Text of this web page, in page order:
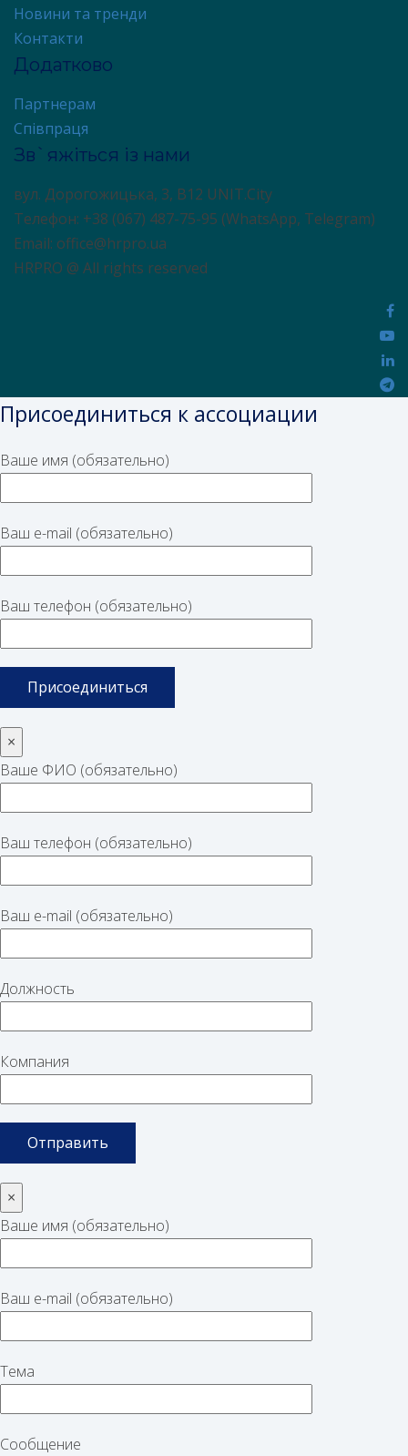
Новини та тренди
Контакти
Додатково
Партнерам
Співпраця
Зв`яжіться із нами
вул. Дорогожицька, 3, В12 UNIT.City
Телефон: +38 (067) 487-75-95 (WhatsApp, Telegram)
Email: office@hrpro.ua
HRPRO @ All rights reserved
Присоединиться к ассоциации
Ваше имя (обязательно)
Ваш e-mail (обязательно)
Ваш телефон (обязательно)
×
Ваше ФИО (обязательно)
Ваш телефон (обязательно)
Ваш e-mail (обязательно)
Должность
Компания
×
Ваше имя (обязательно)
Ваш e-mail (обязательно)
Тема
Сообщение